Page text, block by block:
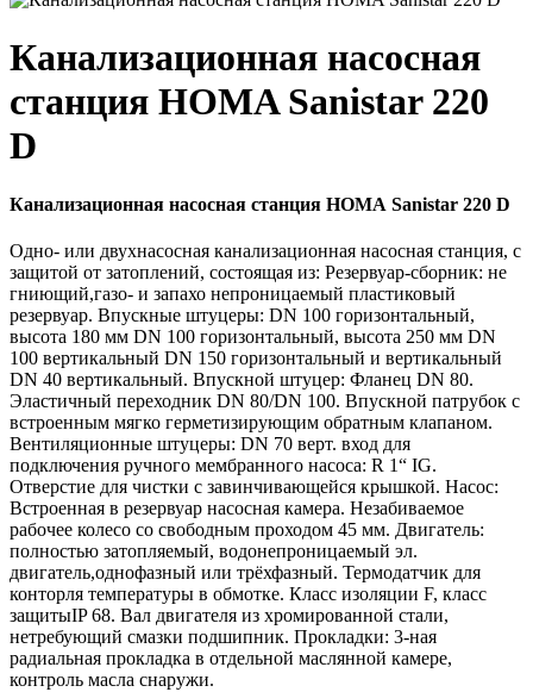
Канализационная насосная
станция HOMA Sanistar 220
D
Канализационная насосная станция HOMA Sanistar 220 D
Одно- или двухнасосная канализационная насосная станция, с
защитой от затоплений, состоящая из: Резервуар-сборник: не
гниющий,газо- и запахо непроницаемый пластиковый
резервуар. Впускные штуцеры: DN 100 горизонтальный,
высота 180 мм DN 100 горизонтальный, высота 250 мм DN
100 вертикальный DN 150 горизонтальный и вертикальный
DN 40 вертикальный. Впускной штуцер: Фланец DN 80.
Эластичный переходник DN 80/DN 100. Впускной патрубок с
встроенным мягко герметизирующим обратным клапаном.
Вентиляционные штуцеры: DN 70 верт. вход для
подключения ручного мембранного насоса: R 1“ IG.
Отверстие для чистки с завинчивающейся крышкой. Насос:
Встроенная в резервуар насосная камера. Незабиваемое
рабочее колесо со свободным проходом 45 мм. Двигатель:
полностью затопляемый, водонепроницаемый эл.
двигатель,однофазный или трёхфазный. Термодатчик для
конторля температуры в обмотке. Класс изоляции F, класс
защитыIP 68. Вал двигателя из хромированной стали,
нетребующий смазки подшипник. Прокладки: 3-ная
радиальная прокладка в отдельной маслянной камере,
контроль масла снаружи.